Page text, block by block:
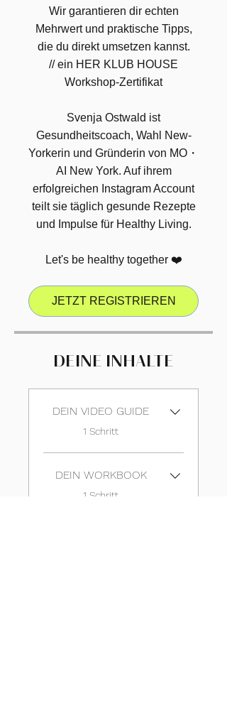
Wir garantieren dir echten
Mehrwert und praktische Tipps,
die du direkt umsetzen kannst.
// ein HER KLUB HOUSE
Workshop-Zertifikat
Svenja Ostwald ist
Gesundheitscoach, Wahl New-
Yorkerin und Gründerin von MO・
AI New York. Auf ihrem
erfolgreichen Instagram Account
teilt sie täglich gesunde Rezepte
und Impulse für Healthy Living.
JETZT REGISTRIEREN
DEINE INHALTE
DEIN VIDEO GUIDE
.
1 Schritt
DEIN WORKBOOK
.
1 Schritt